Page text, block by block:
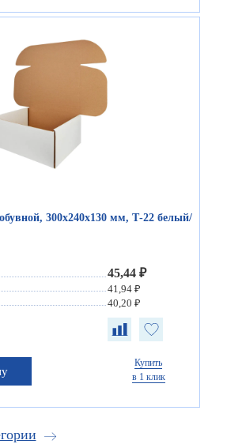
300х240х130 мм, Т-22 белый/
45,44 ₽
41,94 ₽
40,20 ₽
Купить
в 1 клик